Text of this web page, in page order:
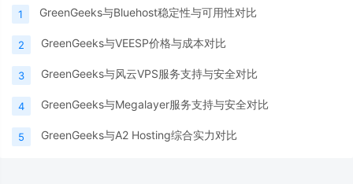
1 GreenGeeks与Bluehost稳定性与可用性对比
2 GreenGeeks与VEESP价格与成本对比
3 GreenGeeks与风云VPS服务支持与安全对比
4 GreenGeeks与Megalayer服务支持与安全对比
5 GreenGeeks与A2 Hosting综合实力对比